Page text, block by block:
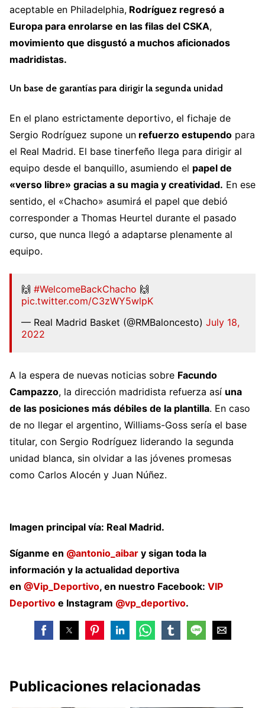
aceptable en Philadelphia, Rodríguez regresó a
Europa para enrolarse en las filas del CSKA,
movimiento que disgustó a muchos aficionados
madridistas.
Un base de garantías para dirigir la segunda unidad
En el plano estrictamente deportivo, el fichaje de
Sergio Rodríguez supone un refuerzo estupendo para
el Real Madrid. El base tinerfeño llega para dirigir al
equipo desde el banquillo, asumiendo el papel de
«verso libre» gracias a su magia y creatividad. En ese
sentido, el «Chacho» asumirá el papel que debió
corresponder a Thomas Heurtel durante el pasado
curso, que nunca llegó a adaptarse plenamente al
equipo.
🙌 #WelcomeBackChacho 🙌
pic.twitter.com/C3zWY5wlpK
— Real Madrid Basket (@RMBaloncesto) July 18,
2022
A la espera de nuevas noticias sobre Facundo
Campazzo, la dirección madridista refuerza así una
de las posiciones más débiles de la plantilla. En caso
de no llegar el argentino, Williams-Goss sería el base
titular, con Sergio Rodríguez liderando la segunda
unidad blanca, sin olvidar a las jóvenes promesas
como Carlos Alocén y Juan Núñez.
Imagen principal vía: Real Madrid.
Síganme en @antonio_aibar y sigan toda la
información y la actualidad deportiva
en @Vip_Deportivo, en nuestro Facebook: VIP
Deportivo e Instagram @vp_deportivo.
Publicaciones relacionadas